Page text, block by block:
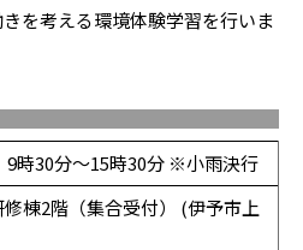
を考える環境体験学習を行いま
9時30分～15時30分 ※小雨決行
棟2階（集合受付） (伊予市上